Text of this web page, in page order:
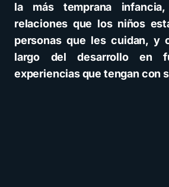
la más temprana
relaciones que los niños
personas que les cuidan, y
largo del desarrollo en
experiencias que tengan con